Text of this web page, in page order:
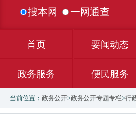
搜本网 一网通查
首页 要闻动态
政务服务 便民服务
当前位置： 政务公开>政务公开专题专栏>行